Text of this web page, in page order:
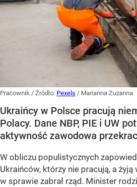
Pracownik / Źródło: Pexels / Marianna Zuzanna
Ukraińcy w Polsce pracują
Polacy. Dane NBP, PIE i UW
aktywność zawodowa
W obliczu populistycznych
Ukraińców, którzy nie pracują, a żyją
w sprawie zabrał rząd. Minister